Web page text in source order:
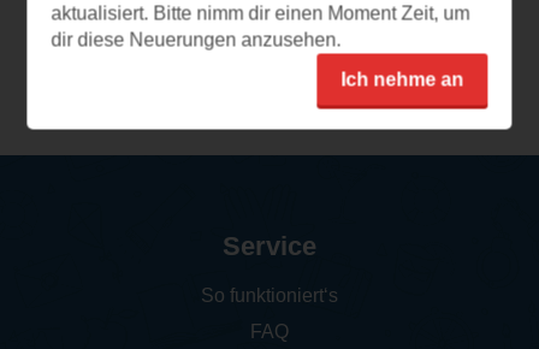
Print
aktualisiert. Bitte nimm dir einen Moment Zeit, um
dir diese Neuerungen anzusehen.
Ich nehme an
Service
So funktioniert‘s
FAQ